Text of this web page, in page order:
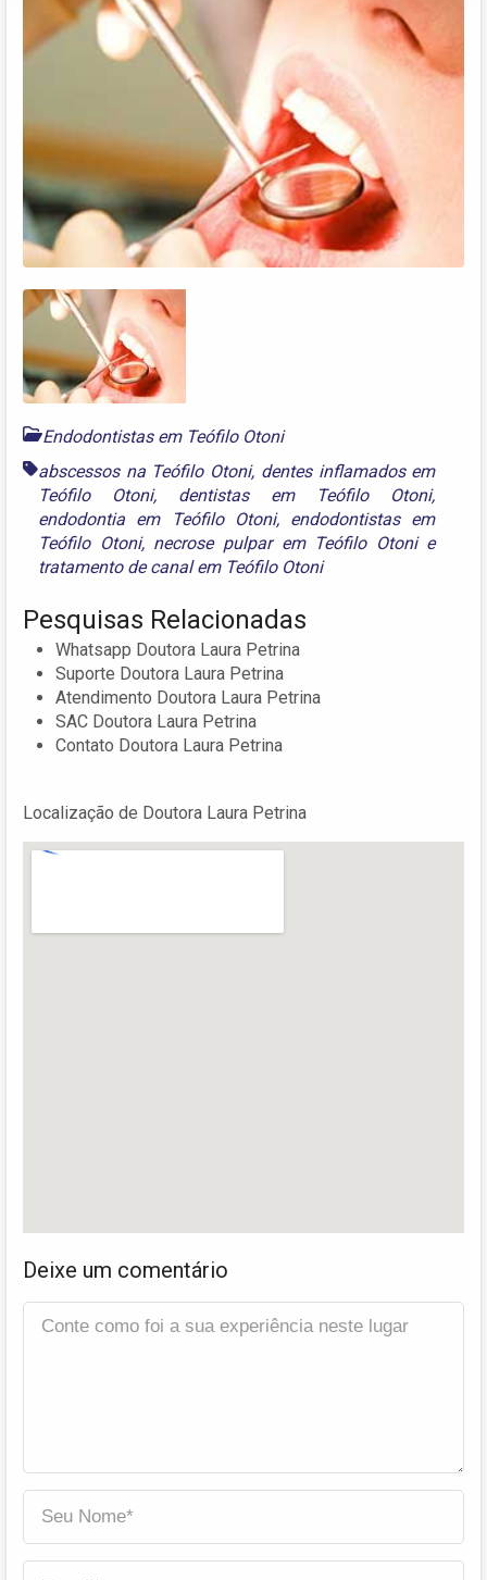
Endodontistas em Teófilo Otoni
abscessos na Teófilo Otoni, dentes inflamados em
Teófilo Otoni, dentistas em Teófilo Otoni,
endodontia em Teófilo Otoni, endodontistas em
Teófilo Otoni, necrose pulpar em Teófilo Otonie
tratamento de canal em Teófilo Otoni
Pesquisas Relacionadas
Whatsapp Doutora Laura Petrina
Suporte Doutora Laura Petrina
Atendimento Doutora Laura Petrina
SAC Doutora Laura Petrina
Contato Doutora Laura Petrina
Localização de Doutora Laura Petrina
Deixe um comentário